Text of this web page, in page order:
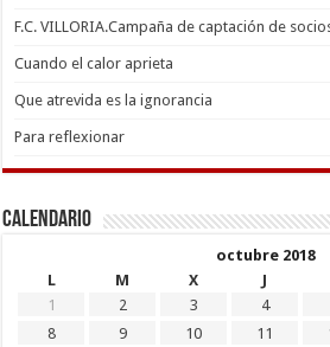
F.C. VILLORIA.Campaña de captación de
Cuando el calor aprieta
Que atrevida es la ignorancia
Para reflexionar
Calendario
octubre 2018
L
M X J
1
2 3 4
8
9 10 11